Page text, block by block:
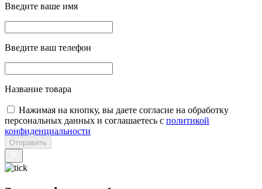
Введите ваше имя
Введите ваш телефон
Название товара
Нажимая на кнопку, вы даете согласие на обработку
персональных данных и соглашаетесь с политикой
конфиденциальности
Отправить